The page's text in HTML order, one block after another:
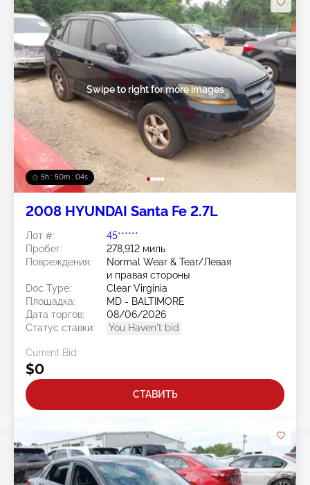
5h : 50m : 01s
Swipe to right for more images
2008 HYUNDAI Santa Fe 2.7L
Лот #:
45******
Пробег:
278,912 миль
Повреждения:
Normal Wear & Tear/Левая
и правая стороны
Doc Type:
Clear Virginia
Площадка:
MD - BALTIMORE
Дата торгов:
08/06/2026
Статус ставки:
You Haven't bid
Current Bid:
$0
СТАВИТЬ